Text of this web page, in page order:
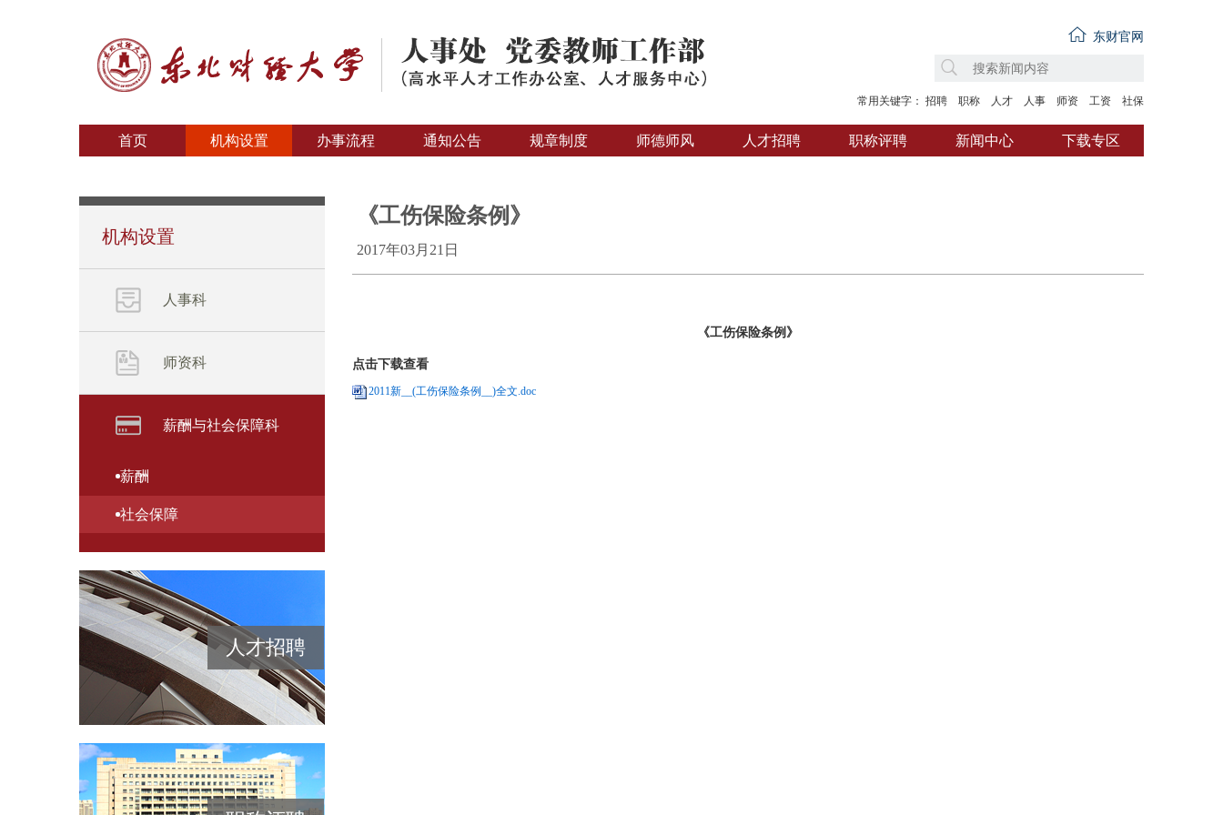
东财官网
常用关键字： 招聘 职称 人才 人事 师资 工资 社保
首页 机构设置 办事流程 通知公告 规章制度 师德师风 人才招聘 职称评聘 新闻中心 下载专区
机构设置
人事科
师资科
薪酬与社会保障科
薪酬
社会保障
人才招聘
《工伤保险条例》
2017年03月21日
《工伤保险条例》
点击下载查看
2011新__(工伤保险条例__)全文.doc